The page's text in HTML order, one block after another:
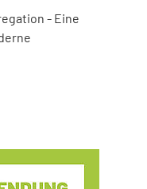
- Eine